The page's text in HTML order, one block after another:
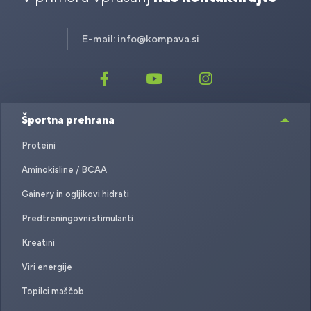
physical activity and sedentary behaviour –
Bull, F. C. et al. – 2020
E-mail: info@kompava.si
Športna prehrana
Proteini
Aminokisline / BCAA
Gainery in ogljikovi hidrati
Predtreningovni stimulanti
Kreatini
Viri energije
Topilci maščob